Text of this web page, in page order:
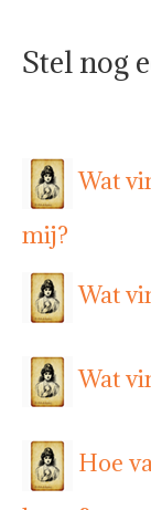
Stel nog
Wat
mij?
Wat
Wat
Hoe